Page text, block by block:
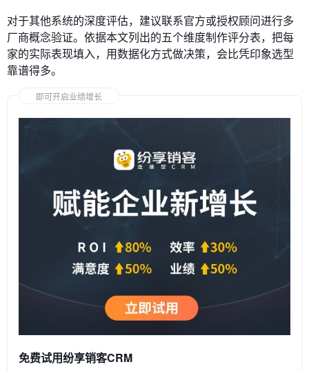
对于其他系统的深度评估，建议联系官方或授权顾问进行多
厂商概念验证。依据本文列出的五个维度制作评分表，把每
家的实际表现填入，用数据化方式做决策，会比凭印象选型
靠谱得多。
即可开启业绩增长
免费试用纷享销客CRM